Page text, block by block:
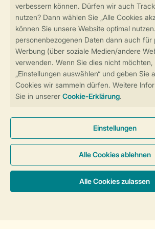
Sicherstellung Deiner
Sicher und schnell zur Online-
Sichere Datenübertragung
Sicheres Bezahlen
Cookies und Banner
© 2026 Landal GreenParks